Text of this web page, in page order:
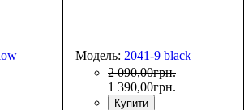
Модель: 2041-9 black
2 090,00грн.
1 390,00грн.
Купити